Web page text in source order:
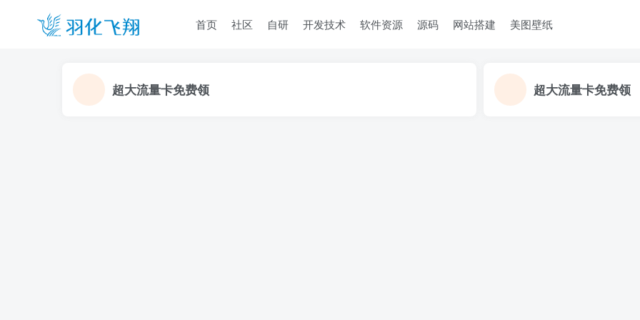
首页 社区 自研 开发技术 软件资源 源码 网站搭建 美图壁纸
超大流量卡免费领 超大流量卡免费领